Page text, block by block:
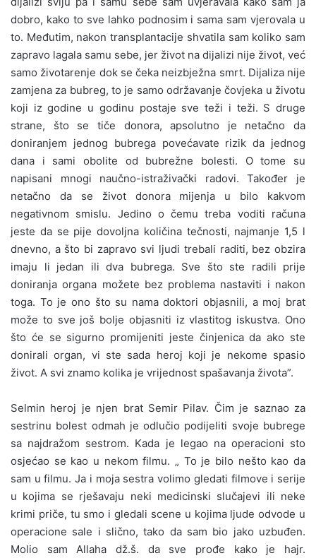
dobro, kako to sve lahko podnosim i sama sam vjerovala u
to. Međutim, nakon transplantacije shvatila sam koliko sam
zapravo lagala samu sebe, jer život na dijalizi nije život, već
samo životarenje dok se čeka neizbježna smrt. Dijaliza nije
zamjena za bubreg, to je samo održavanje čovjeka u životu
koji iz godine u godinu postaje sve teži i teži. S druge
strane, što se tiče donora, apsolutno je netačno da
doniranjem jednog bubrega povećavate rizik da jednog
dana i sami obolite od bubrežne bolesti. O tome su
napisani mnogi naučno-istraživački radovi. Također je
netačno da se život donora mijenja u bilo kakvom
negativnom smislu. Jedino o čemu treba voditi računa
jeste da se pije dovoljna količina tečnosti, najmanje 1,5 l
dnevno, a što bi zapravo svi ljudi trebali raditi, bez obzira
imaju li jedan ili dva bubrega. Sve što ste radili prije
doniranja organa možete bez problema nastaviti i nakon
toga. To je ono što su nama doktori objasnili, a moj brat
može to sve još bolje objasniti iz vlastitog iskustva. Ono
što će se sigurno promijeniti jeste činjenica da ako ste
donirali organ, vi ste sada heroj koji je nekome spasio
život. A svi znamo kolika je vrijednost spašavanja života”.
Selmin heroj je njen brat Semir Pilav. Čim je saznao za
sestrinu bolest odmah je odlučio podijeliti svoje bubrege
sa najdražom sestrom. Kada je legao na operacioni sto
osjećao se kao u nekom filmu. „ To je bilo nešto kao da
sam u filmu. Ja i moja sestra volimo gledati filmove i serije
u kojima se rješavaju neki medicinski slučajevi ili neke
krimi priče, tu smo i gledali scene u kojima ljude odvode u
operacione sale i slično, tako da sam bio jako uzbuđen.
Molio sam Allaha dž.š. da sve prođe kako je hajr.